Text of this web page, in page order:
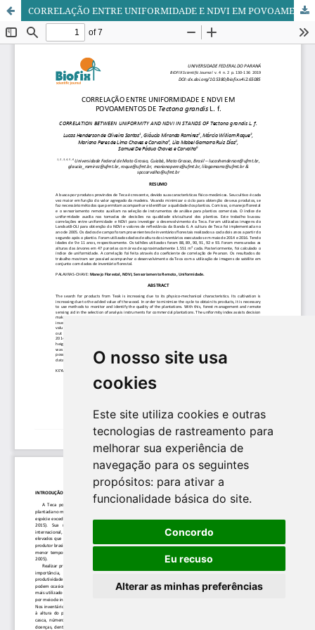
O nosso site usa
cookies
Este site utiliza cookies e outras
tecnologias de rastreamento para
melhorar sua experiência de
navegação para os seguintes
propósitos: para ativar a
funcionalidade básica do site.
Concordo
Eu recuso
Alterar as minhas preferências
CORRELAÇÃO ENTRE UNIFORMIDADE E NDVI EM POVOAMENTOS DE Tectona grandis L. f.